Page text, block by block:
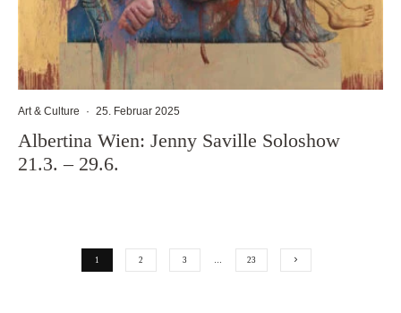
Art & Culture · 25. Februar 2025
Albertina Wien: Jenny Saville Soloshow
21.3. – 29.6.
1 2 3 … 23